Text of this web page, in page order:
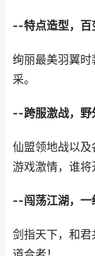
--特点造型，百
绚丽最美羽翼
采。
--跨服激战，野
仙盟领地战以
游戏激情，谁将
--闯荡江湖，一
剑指天下，和